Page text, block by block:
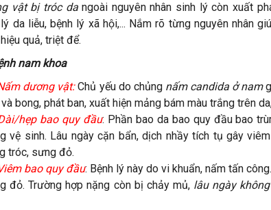
vật bị tróc dangoài nguyên nhân sinh lý còn xuất
da liễu, bệnh lý xã hội,... Nắm rõ từng nguyên nhân
quả, triệt để.
nam khoa
dương vật:Chủ yếu do chủng nấm candida ở nam
bong, phát ban, xuất hiện mảng bám màu trắng trên
hẹp bao quy đầu: Phần bao da bao quy đầu bao
vệ sinh. Lâu ngày cặn bẩn, dịch nhầy tích tụ gây
tróc, sưng đỏ.
bao quy đầu: Bệnh lý này do vi khuẩn, nấm tấn
đỏ. Trường hợp nặng còn bị chảy mủ, lâu ngày